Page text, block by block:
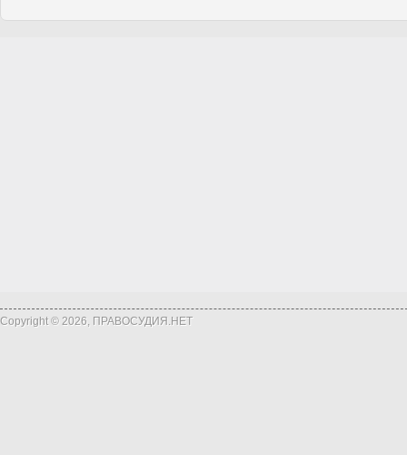
Copyright © 2026, ПРАВОСУДИЯ.НЕТ